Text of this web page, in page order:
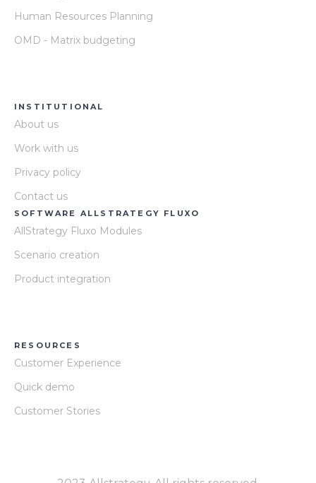
Human Resources Planning
OMD - Matrix budgeting
INSTITUTIONAL
About us
Work with us
Privacy policy
Contact us
SOFTWARE ALLSTRATEGY FLUXO
AllStrategy Fluxo Modules
Scenario creation
Product integration
RESOURCES
Customer Experience
Quick demo
Customer Stories